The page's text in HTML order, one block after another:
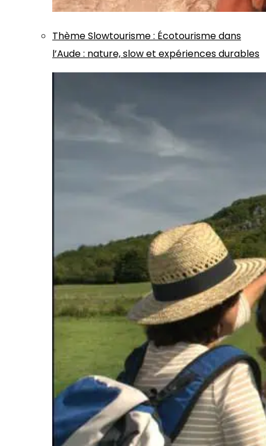
ThèmeSlowtourisme: Écotourisme dans
l’Aude : nature, slow et expériences durables